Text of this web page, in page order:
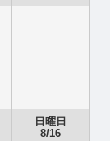
日曜日
8/16